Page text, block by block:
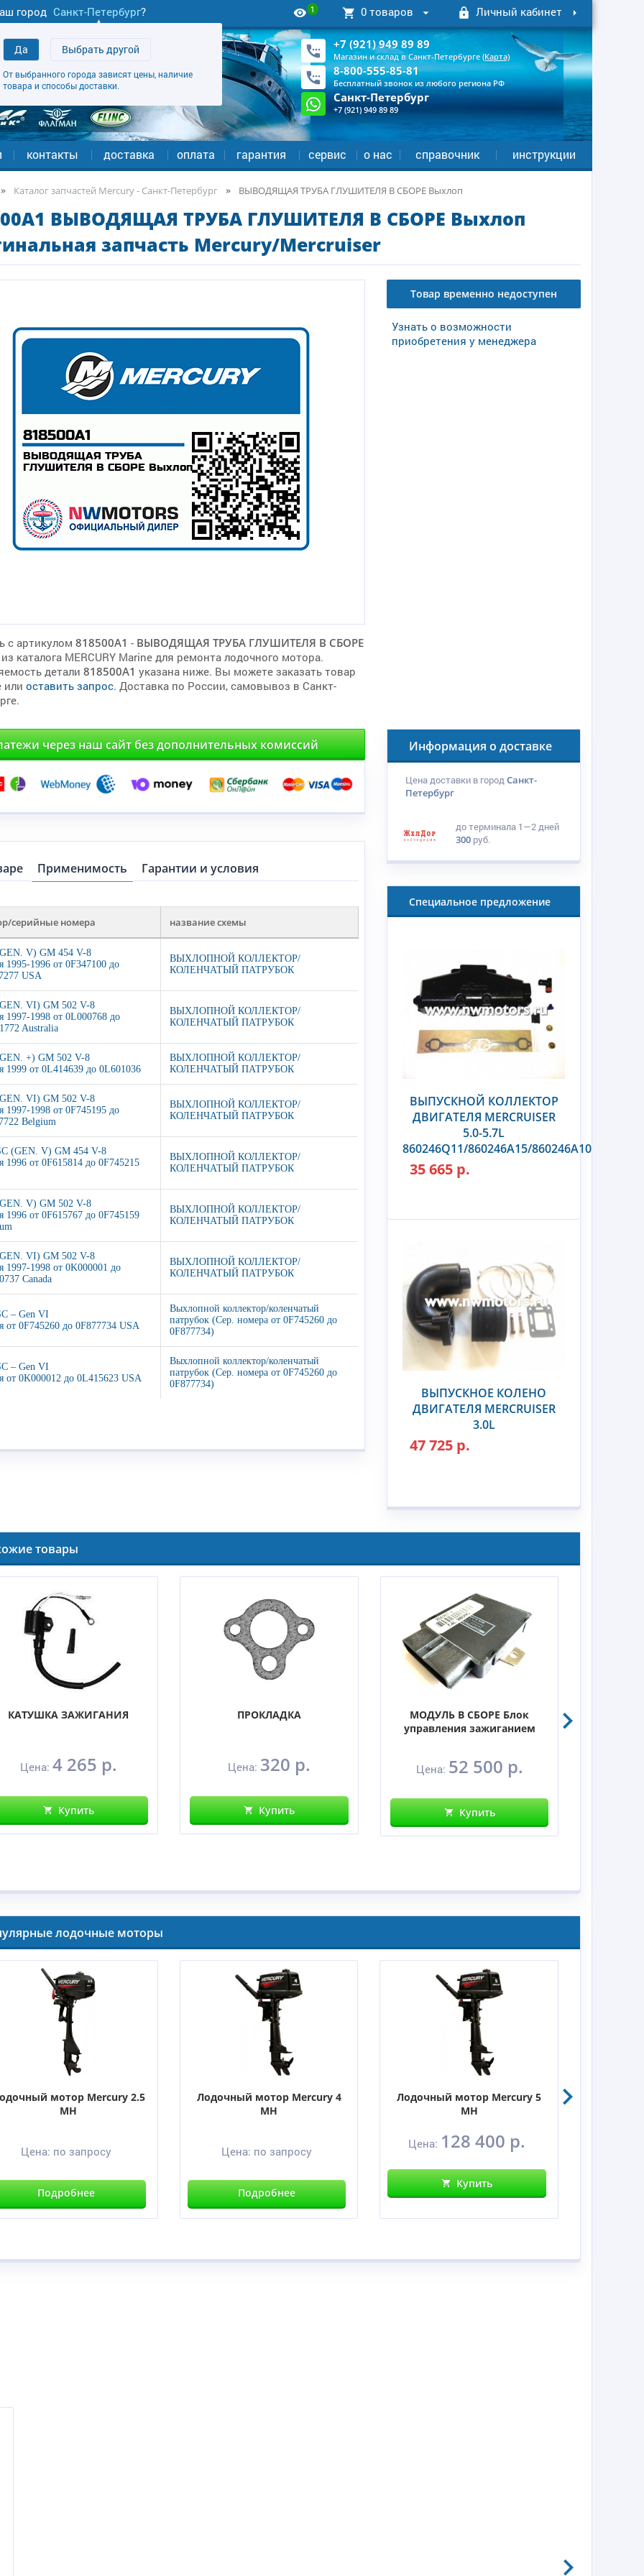
город Санкт-Петербург?
Да Выбрать другой
От выбранного города зависят цены, наличие
товара и способы доставки.
1 0 товаров Личный кабинет
+7 (921) 949 89 89
Магазин и склад в Санкт-Петербурге (Карта)
8-800-555-85-81
Бесплатный звонок из любого региона РФ
Санкт-Петербург
+7 (921) 949 89 89
контакты доставка оплата гарантия сервис о нас справочник инструкции
Каталог запчастей Mercury - Санкт-Петербург ВЫВОДЯЩАЯ ТРУБА ГЛУШИТЕЛЯ В СБОРЕ Выхлоп
ВЫВОДЯЩАЯ ТРУБА ГЛУШИТЕЛЯ В СБОРЕ Выхлоп
запчасть Mercury/Mercruiser
с артикулом 818500A1 - ВЫВОДЯЩАЯ ТРУБА ГЛУШИТЕЛЯ В СБОРЕ
из каталога MERCURY Marine для ремонта лодочного мотора.
детали 818500A1 указана ниже. Вы можете заказать товар
или оставить запрос. Доставка по России, самовывоз в Санкт-
Товар временно недоступен
Узнать о возможности
приобретения у менеджера
через наш сайт без дополнительных комиссий
Применимость Гарантии и условия
серийные номера название схемы
V) GM 454 V-8
1995-1996 от 0F347100 до
USA
ВЫХЛОПНОЙ КОЛЛЕКТОР/
КОЛЕНЧАТЫЙ ПАТРУБОК
VI) GM 502 V-8
1997-1998 от 0L000768 до
Australia
ВЫХЛОПНОЙ КОЛЛЕКТОР/
КОЛЕНЧАТЫЙ ПАТРУБОК
+) GM 502 V-8
1999 от 0L414639 до 0L601036
ВЫХЛОПНОЙ КОЛЛЕКТОР/
КОЛЕНЧАТЫЙ ПАТРУБОК
VI) GM 502 V-8
1997-1998 от 0F745195 до
Belgium
ВЫХЛОПНОЙ КОЛЛЕКТОР/
КОЛЕНЧАТЫЙ ПАТРУБОК
(GEN. V) GM 454 V-8
1996 от 0F615814 до 0F745215
ВЫХЛОПНОЙ КОЛЛЕКТОР/
КОЛЕНЧАТЫЙ ПАТРУБОК
V) GM 502 V-8
1996 от 0F615767 до 0F745159
ВЫХЛОПНОЙ КОЛЛЕКТОР/
КОЛЕНЧАТЫЙ ПАТРУБОК
VI) GM 502 V-8
1997-1998 от 0K000001 до
Canada
ВЫХЛОПНОЙ КОЛЛЕКТОР/
КОЛЕНЧАТЫЙ ПАТРУБОК
– Gen VI
от 0F745260 до 0F877734 USA
Выхлопной коллектор/коленчатый
патрубок (Сер. номера от 0F745260 до
0F877734)
– Gen VI
от 0K000012 до 0L415623 USA
Выхлопной коллектор/коленчатый
патрубок (Сер. номера от 0F745260 до
0F877734)
Информация о доставке
Цена доставки в городСанкт-
Петербург
до терминала 1—2 дней
300 руб.
Специальное предложение
ВЫПУСКНОЙ КОЛЛЕКТОР
ДВИГАТЕЛЯ MERCRUISER
5.0-5.7L
860246Q11/860246A15/860246A10
35 665 р.
ВЫПУСКНОЕ КОЛЕНО
ДВИГАТЕЛЯ MERCRUISER
3.0L
47 725 р.
товары
КАТУШКА ЗАЖИГАНИЯ
Цена: 4 265 р.
Купить
ПРОКЛАДКА
Цена: 320 р.
Купить
МОДУЛЬ В СБОРЕ Блок
управления зажиганием
Цена: 52 500 р.
Купить
лодочные моторы
мотор Mercury 2.5
MH
Цена: по запросу
Подробнее
Лодочный мотор Mercury 4
MH
Цена: по запросу
Подробнее
Лодочный мотор Mercury 5
MH
Цена: 128 400 р.
Купить